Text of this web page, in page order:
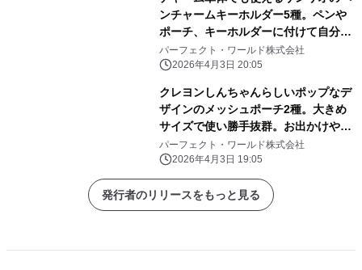
ンチャームキーホルダー5種。ペンや
ポーチ、キーホルダーに付けて自分だ
けのアレンジしよう
パーフェクト・ワールド株式会社
2026年4月3日 20:05
クレヨンしんちゃんらしいポップなデ
ザインのメッシュポーチ2種。大きめ
サイズで使い勝手抜群。お出かけや旅
行にぜひ！
パーフェクト・ワールド株式会社
2026年4月3日 19:05
発行者のリリースをもっと見る